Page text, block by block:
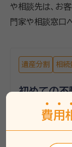
や相談先は、お
門家や相談窓口
遺産分割 相続
初めての不
相談者は、夫の
費用